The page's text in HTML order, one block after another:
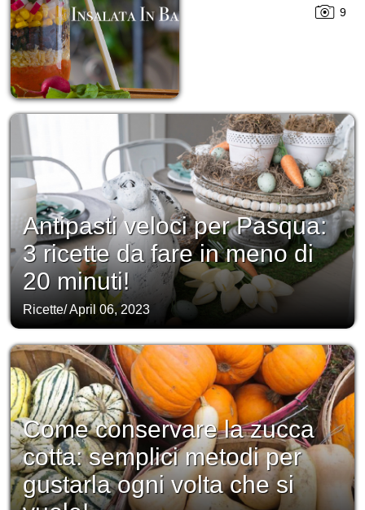
9
Antipasti veloci per Pasqua:
3 ricette da fare in meno di
20 minuti!
Ricette/April 06, 2023
Come conservare la zucca
cotta: semplici metodi per
gustarla ogni volta che si